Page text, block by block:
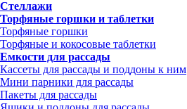
Стеллажи
Торфяные горшки и таблетки
Торфяные горшки
Торфяные и кокосовые таблетки
Емкости для рассады
Кассеты для рассады и поддоны к ним
Мини парники для рассады
Пакеты для рассады